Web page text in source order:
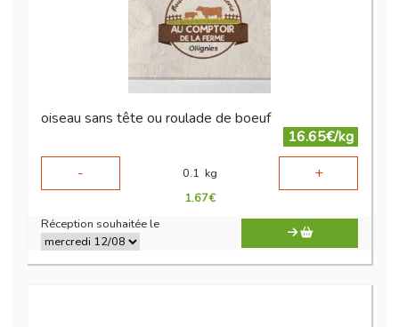
oiseau sans tête ou roulade de boeuf
16.65€/kg
-
0.1 kg +
1.67€
Réception souhaitée le